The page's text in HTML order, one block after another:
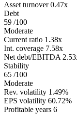
Asset turnover 0.47x
Debt
59 /100
Moderate
Current ratio 1.38x
Int. coverage 7.58x
Net debt/EBITDA
Stability
65 /100
Moderate
Rev. volatility 1.49%
EPS volatility 60.72%
Profitable years 6